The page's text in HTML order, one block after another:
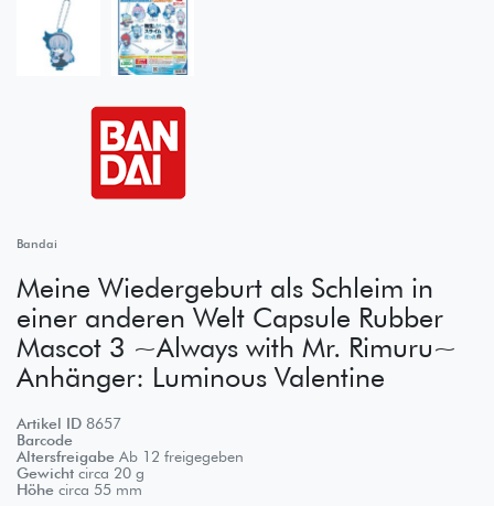
Bandai
Meine Wiedergeburt als Schleim in
einer anderen Welt Capsule Rubber
Mascot 3 ~Always with Mr. Rimuru~
Anhänger: Luminous Valentine
Artikel ID 8657
Barcode
Altersfreigabe Ab 12 freigegeben
Gewicht circa 20 g
Höhe circa 55 mm